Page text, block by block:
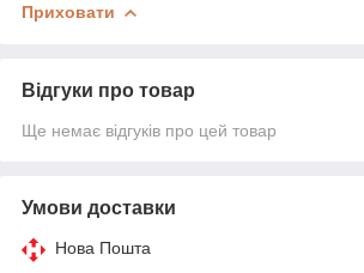
Приховати
Відгуки про товар
Ще немає відгуків про цей товар
Умови доставки
Нова Пошта